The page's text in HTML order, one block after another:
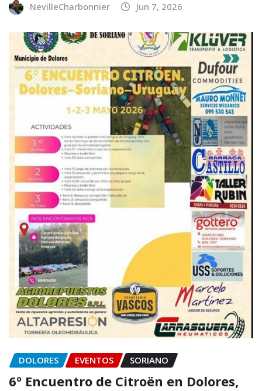
NevilleCharbonnier Jun 7, 2026
DOLORES EVENTOS SORIANO
6º Encuentro de Citroën en Dolores,